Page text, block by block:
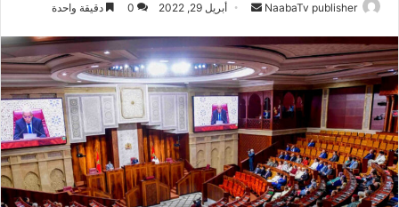
NaabaTv publisher
س
ل
ب
ي
د
ا
إ
أبريل 29, 2022 0 دقيقة واحدة